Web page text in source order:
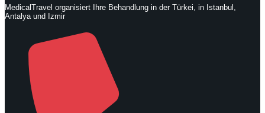
MedicalTravel organisiert Ihre Behandlung in der Türkei, in Istanbul,
Antalya und Izmir